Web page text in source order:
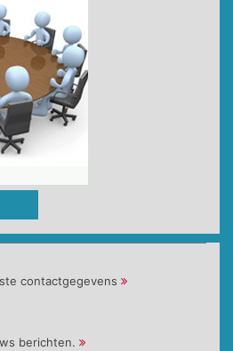
contactgegevens
berichten.